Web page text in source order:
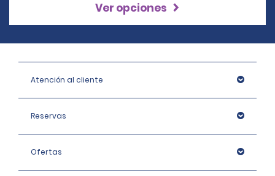
Ver opciones
Atención al cliente
Reservas
Ofertas